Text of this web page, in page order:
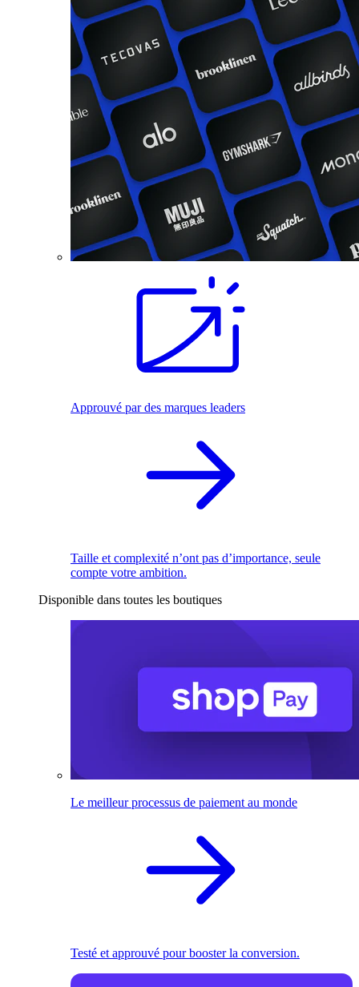
Approuvé par des marques leaders
Taille et complexité n’ont pas d’importance, seule
compte votre ambition.
Disponible dans toutes les boutiques
Le meilleur processus de paiement au monde
Testé et approuvé pour booster la conversion.